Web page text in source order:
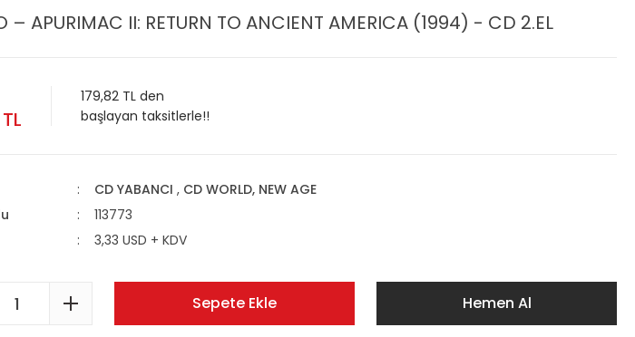
– APURIMAC II: RETURN TO ANCIENT AMERICA (1994) - CD 2.EL
179,82 TL den
başlayan taksitlerle!!
CD YABANCI , CD WORLD, NEW AGE
113773
3,33 USD + KDV
Sepete Ekle Hemen Al